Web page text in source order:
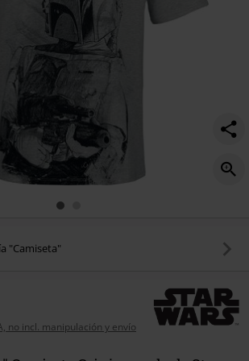
"Camiseta"
no incl. manipulación y envío